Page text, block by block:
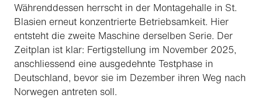
Währenddessen herrscht in der Montagehalle in St.
Blasien erneut konzentrierte Betriebsamkeit. Hier
entsteht die zweite Maschine derselben Serie. Der
Zeitplan ist klar: Fertigstellung im November 2025,
anschliessend eine ausgedehnte Testphase in
Deutschland, bevor sie im Dezember ihren Weg nach
Norwegen antreten soll.